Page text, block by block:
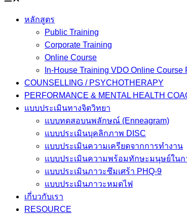
หลักสูตร
Public Training
Corporate Training
Online Course
In-House Training VDO Online
COUNSELLING / PSYCHOTHERAPY
PERFORMANCE & MENTAL HEALTH
แบบประเมินทางจิตวิทยา
แบบทดสอบนพลักษณ์ (Enneagram)
แบบประเมินบุคลิกภาพ DISC
แบบประเมินความเครียดจากการทำงาน
แบบประเมินความพร้อมทักษะมนุษย์ในก
แบบประเมินภาวะซึมเศร้า PHQ-9
แบบประเมินภาวะหมดไฟ
เกี่บวกับเรา
RESOURCE